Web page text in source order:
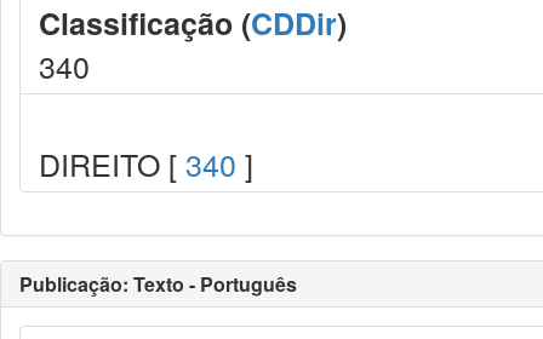
Classificação (CDDir)
340
DIREITO [ 340 ]
Publicação: Texto - Português